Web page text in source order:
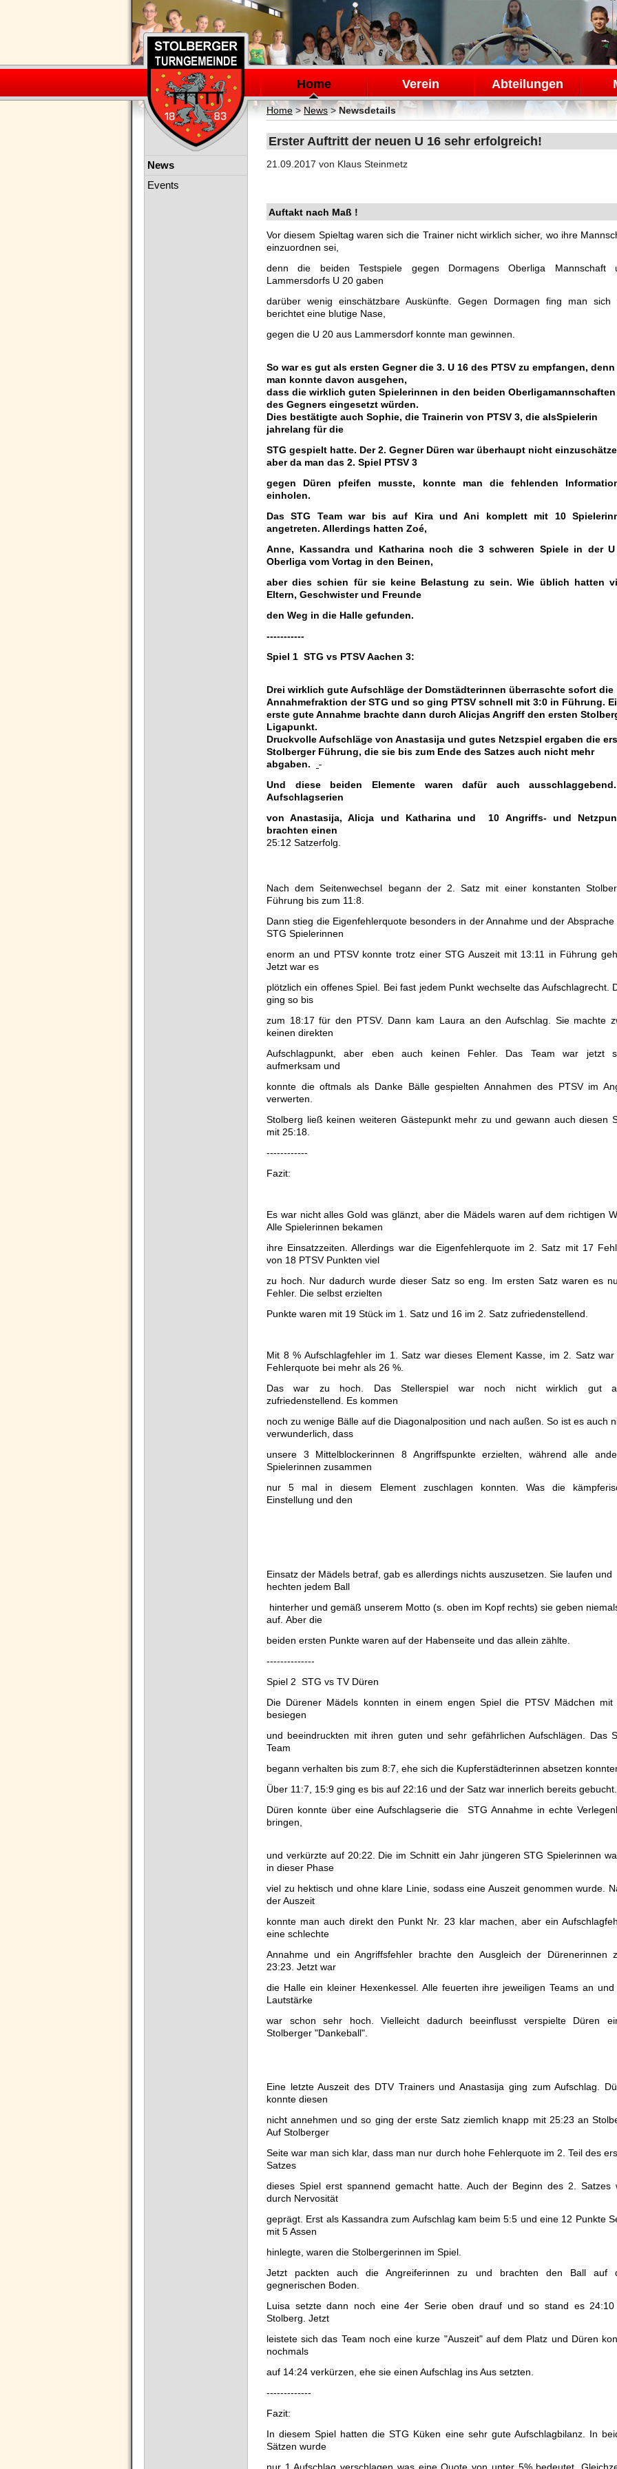
Navigation
überspringen
Home Verein Abteilungen
Home> News>Newsdetails
Erster Auftritt der neuen U 16 sehr erfolgreich!
21.09.2017 von Klaus Steinmetz
Auftakt nach Maß !
Vor diesem Spieltag waren sich die Trainer nicht wirklich sicher, wo ihre
einzuordnen sei,
denn die beiden Testspiele gegen Dormagens Oberliga Mannschaft
Lammersdorfs U 20 gaben
darüber wenig einschätzbare Auskünfte. Gegen Dormagen fing man sich
berichtet eine blutige Nase,
gegen die U 20 aus Lammersdorf konnte man gewinnen.
So war es gut als ersten Gegner die 3. U 16 des PTSV zu empfangen, denn
man konnte davon ausgehen,
dass die wirklich guten Spielerinnen in den beiden Oberligamannschaften
des Gegners eingesetzt würden.
Dies bestätigte auch Sophie, die Trainerin von PTSV 3, die alsSpielerin
jahrelang für die
STG gespielt hatte. Der 2. Gegner Düren war überhaupt nicht
aber da man das 2. Spiel PTSV 3
gegen Düren pfeifen musste, konnte man die fehlenden
einholen.
Das STG Team war bis auf Kira und Ani komplett mit 10
angetreten. Allerdings hatten Zoé,
Anne, Kassandra und Katharina noch die 3 schweren Spiele in der
Oberliga vom Vortag in den Beinen,
aber dies schien für sie keine Belastung zu sein. Wie üblich hatten
Eltern, Geschwister und Freunde
den Weg in die Halle gefunden.
-----------
Spiel 1 STG vs PTSV Aachen 3:
Drei wirklich gute Aufschläge der Domstädterinnen überraschte sofort die
Annahmefraktion der STG und so ging PTSV schnell mit 3:0 in Führung.
erste gute Annahme brachte dann durch Alicjas Angriff den ersten
Ligapunkt.
Druckvolle Aufschläge von Anastasija und gutes Netzspiel ergaben die
Stolberger Führung, die sie bis zum Ende des Satzes auch nicht mehr
abgaben.
Und diese beiden Elemente waren dafür auch
Aufschlagserien
von Anastasija, Alicja und Katharina und 10 Angriffs- und
brachten einen
25:12 Satzerfolg.
Nach dem Seitenwechsel begann der 2. Satz mit einer konstanten
Führung bis zum 11:8.
Dann stieg die Eigenfehlerquote besonders in der Annahme und der Absprache
STG Spielerinnen
enorm an und PTSV konnte trotz einer STG Auszeit mit 13:11 in Führung
Jetzt war es
plötzlich ein offenes Spiel. Bei fast jedem Punkt wechselte das Aufschlagrecht.
ging so bis
zum 18:17 für den PTSV. Dann kam Laura an den Aufschlag. Sie machte
keinen direkten
Aufschlagpunkt, aber eben auch keinen Fehler. Das Team war jetzt
aufmerksam und
konnte die oftmals als Danke Bälle gespielten Annahmen des PTSV im
verwerten.
Stolberg ließ keinen weiteren Gästepunkt mehr zu und gewann auch diesen
mit 25:18.
------------
Fazit:
Es war nicht alles Gold was glänzt, aber die Mädels waren auf dem richtigen
Alle Spielerinnen bekamen
ihre Einsatzzeiten. Allerdings war die Eigenfehlerquote im 2. Satz mit 17
von 18 PTSV Punkten viel
zu hoch. Nur dadurch wurde dieser Satz so eng. Im ersten Satz waren es
Fehler. Die selbst erzielten
Punkte waren mit 19 Stück im 1. Satz und 16 im 2. Satz zufriedenstellend.
Mit 8 % Aufschlagfehler im 1. Satz war dieses Element Kasse, im 2. Satz war
Fehlerquote bei mehr als 26 %.
Das war zu hoch. Das Stellerspiel war noch nicht wirklich gut
zufriedenstellend. Es kommen
noch zu wenige Bälle auf die Diagonalposition und nach außen. So ist es auch
verwunderlich, dass
unsere 3 Mittelblockerinnen 8 Angriffspunkte erzielten, während alle
Spielerinnen zusammen
nur 5 mal in diesem Element zuschlagen konnten. Was die
Einstellung und den
Einsatz der Mädels betraf, gab es allerdings nichts auszusetzen. Sie laufen und
hechten jedem Ball
hinterher und gemäß unserem Motto (s. oben im Kopf rechts) sie geben
auf. Aber die
beiden ersten Punkte waren auf der Habenseite und das allein zählte.
--------------
Spiel 2 STG vs TV Düren
Die Dürener Mädels konnten in einem engen Spiel die PTSV Mädchen mit
besiegen
und beeindruckten mit ihren guten und sehr gefährlichen Aufschlägen. Das
Team
begann verhalten bis zum 8:7, ehe sich die Kupferstädterinnen absetzen
Über 11:7, 15:9 ging es bis auf 22:16 und der Satz war innerlich bereits gebucht.
Düren konnte über eine Aufschlagserie die STG Annahme in echte
bringen,
und verkürzte auf 20:22. Die im Schnitt ein Jahr jüngeren STG Spielerinnen
in dieser Phase
viel zu hektisch und ohne klare Linie, sodass eine Auszeit genommen wurde.
der Auszeit
konnte man auch direkt den Punkt Nr. 23 klar machen, aber ein
eine schlechte
Annahme und ein Angriffsfehler brachte den Ausgleich der Dürenerinnen
23:23. Jetzt war
die Halle ein kleiner Hexenkessel. Alle feuerten ihre jeweiligen Teams an und
Lautstärke
war schon sehr hoch. Vielleicht dadurch beeinflusst verspielte Düren
Stolberger "Dankeball".
Eine letzte Auszeit des DTV Trainers und Anastasija ging zum Aufschlag.
konnte diesen
nicht annehmen und so ging der erste Satz ziemlich knapp mit 25:23 an
Auf Stolberger
Seite war man sich klar, dass man nur durch hohe Fehlerquote im 2. Teil des
Satzes
dieses Spiel erst spannend gemacht hatte. Auch der Beginn des 2. Satzes
durch Nervosität
geprägt. Erst als Kassandra zum Aufschlag kam beim 5:5 und eine 12 Punkte
mit 5 Assen
hinlegte, waren die Stolbergerinnen im Spiel.
Jetzt packten auch die Angreiferinnen zu und brachten den Ball auf
gegnerischen Boden.
Luisa setzte dann noch eine 4er Serie oben drauf und so stand es
Stolberg. Jetzt
leistete sich das Team noch eine kurze "Auszeit" auf dem Platz und Düren
nochmals
auf 14:24 verkürzen, ehe sie einen Aufschlag ins Aus setzten.
-------------
Fazit:
In diesem Spiel hatten die STG Küken eine sehr gute Aufschlagbilanz. In
Sätzen wurde
Navigation
News
Events